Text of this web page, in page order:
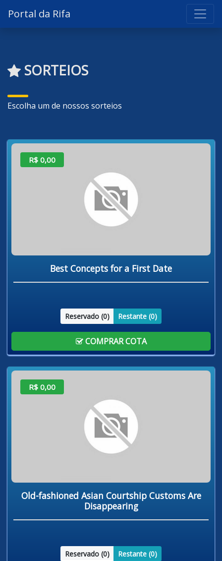
Portal da Rifa
SORTEIOS
Escolha um de nossos sorteios
R$ 0,00
Best Concepts for a First Date
Reservado (0) Restante (0)
COMPRAR COTA
R$ 0,00
Old-fashioned Asian Courtship Customs Are
Disappearing
Reservado (0) Restante (0)